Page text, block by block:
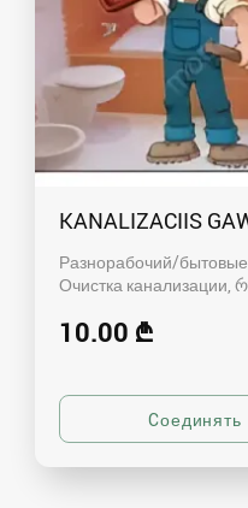
KANALIZACIIS
Разнорабочий/бытовые
Очистка канализации
10.00 ₾